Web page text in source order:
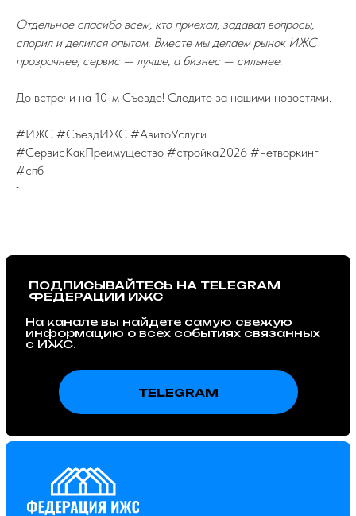
Отдельное спасибо всем, кто приехал, задавал вопросы,
спорил и делился опытом. Вместе мы делаем рынок ИЖС
прозрачнее, сервис — лучше, а бизнес — сильнее.
До встречи на 10-м Съезде! Следите за нашими новостями.
#ИЖС #СъездИЖС #АвитоУслуги
#СервисКакПреимущество #стройка2026 #нетворкинг
#спб
-
federation@igsrus.ru
TELEGRAM